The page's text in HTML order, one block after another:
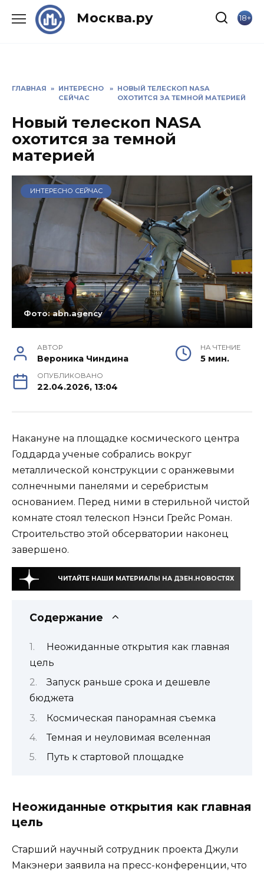
Москва.ру 18+
ГЛАВНАЯ » ИНТЕРЕСНО
СЕЙЧАС
» НОВЫЙ ТЕЛЕСКОП NASA
ОХОТИТСЯ ЗА ТЕМНОЙ МАТЕРИЕЙ
Новый телескоп NASA
охотится за темной
материей
ИНТЕРЕСНО СЕЙЧАС
Фото: abn.agency
АВТОР
Вероника Чиндина
НА ЧТЕНИЕ
5 мин.
ОПУБЛИКОВАНО
22.04.2026, 13:04
Накануне на площадке космического центра
Годдарда ученые собрались вокруг
металлической конструкции с оранжевыми
солнечными панелями и серебристым
основанием. Перед ними в стерильной чистой
комнате стоял телескоп Нэнси Грейс Роман.
Строительство этой обсерватории наконец
завершено.
ЧИТАЙТЕ НАШИ МАТЕРИАЛЫ НА ДЗЕН.НОВОСТЯХ
Содержание
Неожиданные открытия как главная
цель
Запуск раньше срока и дешевле
бюджета
Космическая панорамная съемка
Темная и неуловимая вселенная
Путь к стартовой площадке
Неожиданные открытия как главная
цель
Старший научный сотрудник проекта Джули
Макэнери заявила на пресс-конференции, что